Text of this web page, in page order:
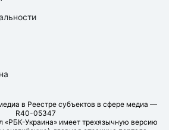
в Реестре субъектов в сфере медиа —
R40-05347
«РБК-Украина» имеет трехязычную версию